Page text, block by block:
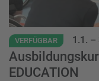
VERFÜGBAR 1.1. –
EDUCATION